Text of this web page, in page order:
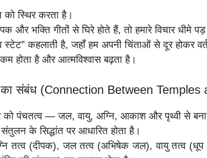
को स्थिर करता है।
और भक्ति गीतों से घिरे होते हैं, तो हमारे विचार धीमे
स्टेट” कहलाती है, जहाँ हम अपनी चिंताओं से दूर होकर
होता है और आत्मविश्वास बढ़ता है।
का संबंध (Connection Between Temples
को पंचतत्व — जल, वायु, अग्नि, आकाश और पृथ्वी से बना
संतुलन के सिद्धांत पर आधारित होता है।
तत्व (दीपक), जल तत्व (अभिषेक जल), वायु तत्व